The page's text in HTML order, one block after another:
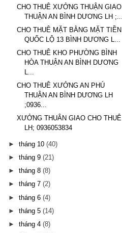
CHO THUÊ XƯỞNG THUẬN GIAO
THUẬN AN BÌNH DƯƠNG LH ;...
CHO THUÊ MẶT BẰNG MẶT TIỀN
QUỐC LỘ 13 BÌNH DƯƠNG L...
CHO THUÊ KHO PHƯỜNG BÌNH
HÒA THUẬN AN BÌNH DƯƠNG
CHO THUÊ XƯỞNG AN PHÚ
THUẬN AN BÌNH DƯƠNG LH
;0936...
XƯỞNG THUÂN GIAO CHO THUÊ
LH; 0936053834
►tháng 10(40)
►tháng 9(21)
►tháng 8(8)
►tháng 7(2)
►tháng 6(4)
►tháng 5(14)
►tháng 4(8)